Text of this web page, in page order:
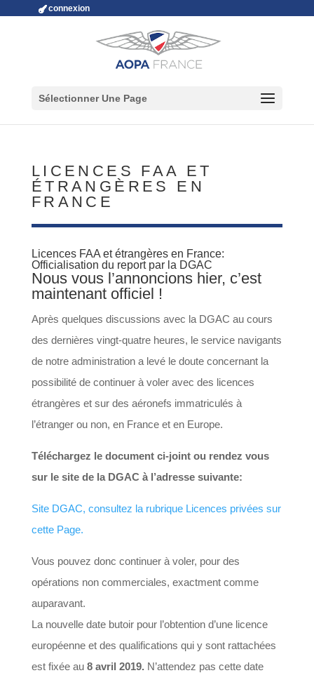
connexion
Sélectionner Une Page
LICENCES FAA ET
ÉTRANGÈRES EN
FRANCE
Licences FAA et étrangères en France:
Officialisation du report par la DGAC
Nous vous l’annoncions hier, c’est
maintenant officiel !
Après quelques discussions avec la DGAC au cours
des dernières vingt-quatre heures, le service navigants
de notre administration a levé le doute concernant la
possibilité de continuer à voler avec des licences
étrangères et sur des aéronefs immatriculés à
l’étranger ou non, en France et en Europe.
Téléchargez le document ci-joint ou rendez vous
sur le site de la DGAC à l’adresse suivante:
Site DGAC, consultez la rubrique Licences privées sur
cette Page.
Vous pouvez donc continuer à voler, pour des
opérations non commerciales, exactment comme
auparavant.
La nouvelle date butoir pour l’obtention d’une licence
européenne et des qualifications qui y sont rattachées
est fixée au 8 avril 2019. N’attendez pas cette date